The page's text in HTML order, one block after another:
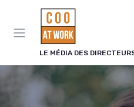
LE MÉDIA DES
Panneau de gestion des